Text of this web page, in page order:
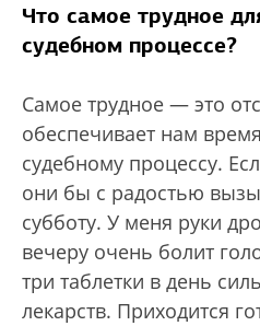
Что самое трудное
судебном процессе?
Самое трудное — это
обеспечивает нам
судебному процессу.
они бы с радостью
субботу. У меня руки
вечеру очень болит
три таблетки в день
лекарств. Приходится